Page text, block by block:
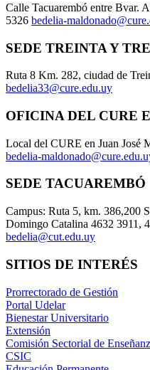
Calle Tacuarembó entre Bvar.
5326 bedelia-
SEDE TREINTA Y
Ruta 8 Km. 282, ciudad de
bedelia33@cure.edu.uy
OFICINA DEL CURE
Local del CURE en Juan José
bedelia-
SEDE TACUAREMBÓ
Campus: Ruta 5, km. 386,200
Domingo Catalina 4632 3911,
bedelia@cut.edu.uy
SITIOS DE INTERÉS
Prorrectorado de Gestión
Portal Udelar
Bienestar Universitario
Extensión
Comisión Sectorial de
CSIC